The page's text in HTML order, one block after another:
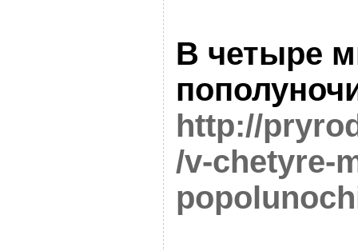
В четыре
http://
/v-chetyre-